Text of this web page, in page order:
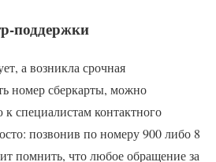
поддержки
а возникла срочная
номер сберкарты, можно
специалистам контактного
позвонив по номеру 900 либо 8
помнить, что любое обращение за